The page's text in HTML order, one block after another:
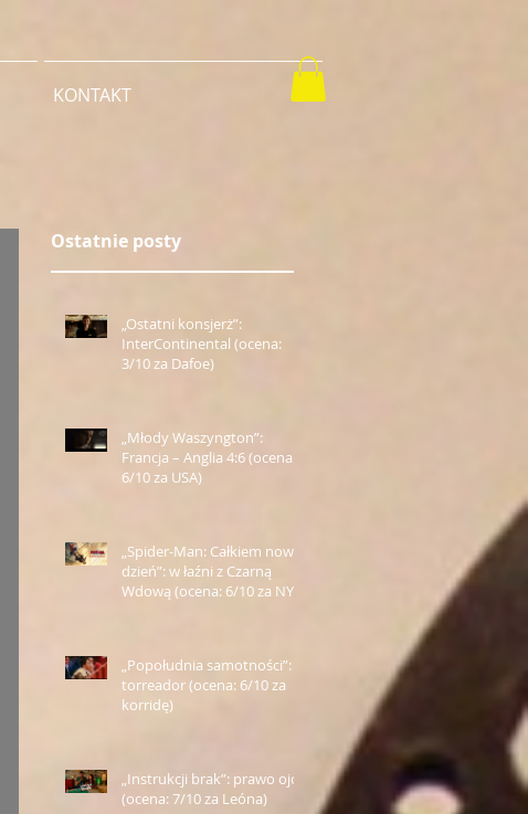
KONTAKT
Ostatnie posty
„Ostatni konsjerż”:
InterContinental (ocena:
3/10 za Dafoe)
„Młody Waszyngton”:
Francja – Anglia 4:6 (ocena:
6/10 za USA)
„Spider-Man: Całkiem nowy
dzień”: w łaźni z Czarną
Wdową (ocena: 6/10 za NY)
„Popołudnia samotności”:
torreador (ocena: 6/10 za
korridę)
„Instrukcji brak”: prawo ojca
(ocena: 7/10 za Leóna)